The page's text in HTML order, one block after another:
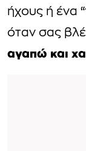
ήχους ή ένα
όταν σας
αγαπώ και